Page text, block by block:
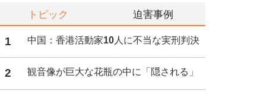
トピック 迫害事例
1 中国：香港活動家10人に不当な実刑判決
2 観音像が巨大な花瓶の中に「隠される」